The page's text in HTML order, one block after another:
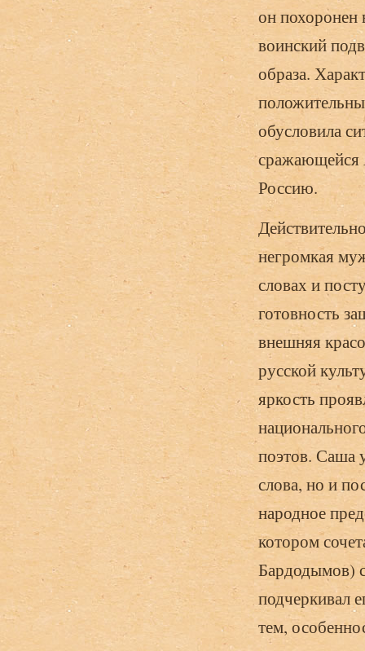
он похоронен
воинский
образа.
обусловила
сражающейся
Россию.
негромкая
словах и
готовность
внешняя
русской
яркость
поэтов. Саша
слова, но и
народное
котором
Бардодымов)
подчеркивал
тем,